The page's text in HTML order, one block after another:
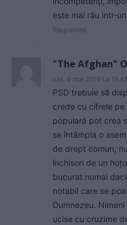
este mai rău intr-
Răspundeți
"The Afghan"
luni, 6 mai 2019 La 19.45
PSD trebuie să
crede cu cifrele pe
populară pot crea
se întâmpla o
de drept comun,
închisori de un
bucurat numai
notabil care se
Dumnezeu.
ucise cu cruzime